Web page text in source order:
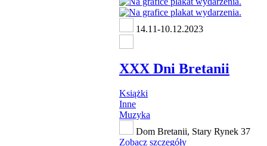
14.11-10.12.2023
XXX Dni Bretanii
Książki
Inne
Muzyka
Dom Bretanii, Stary Rynek 37
Zobacz szczegóły